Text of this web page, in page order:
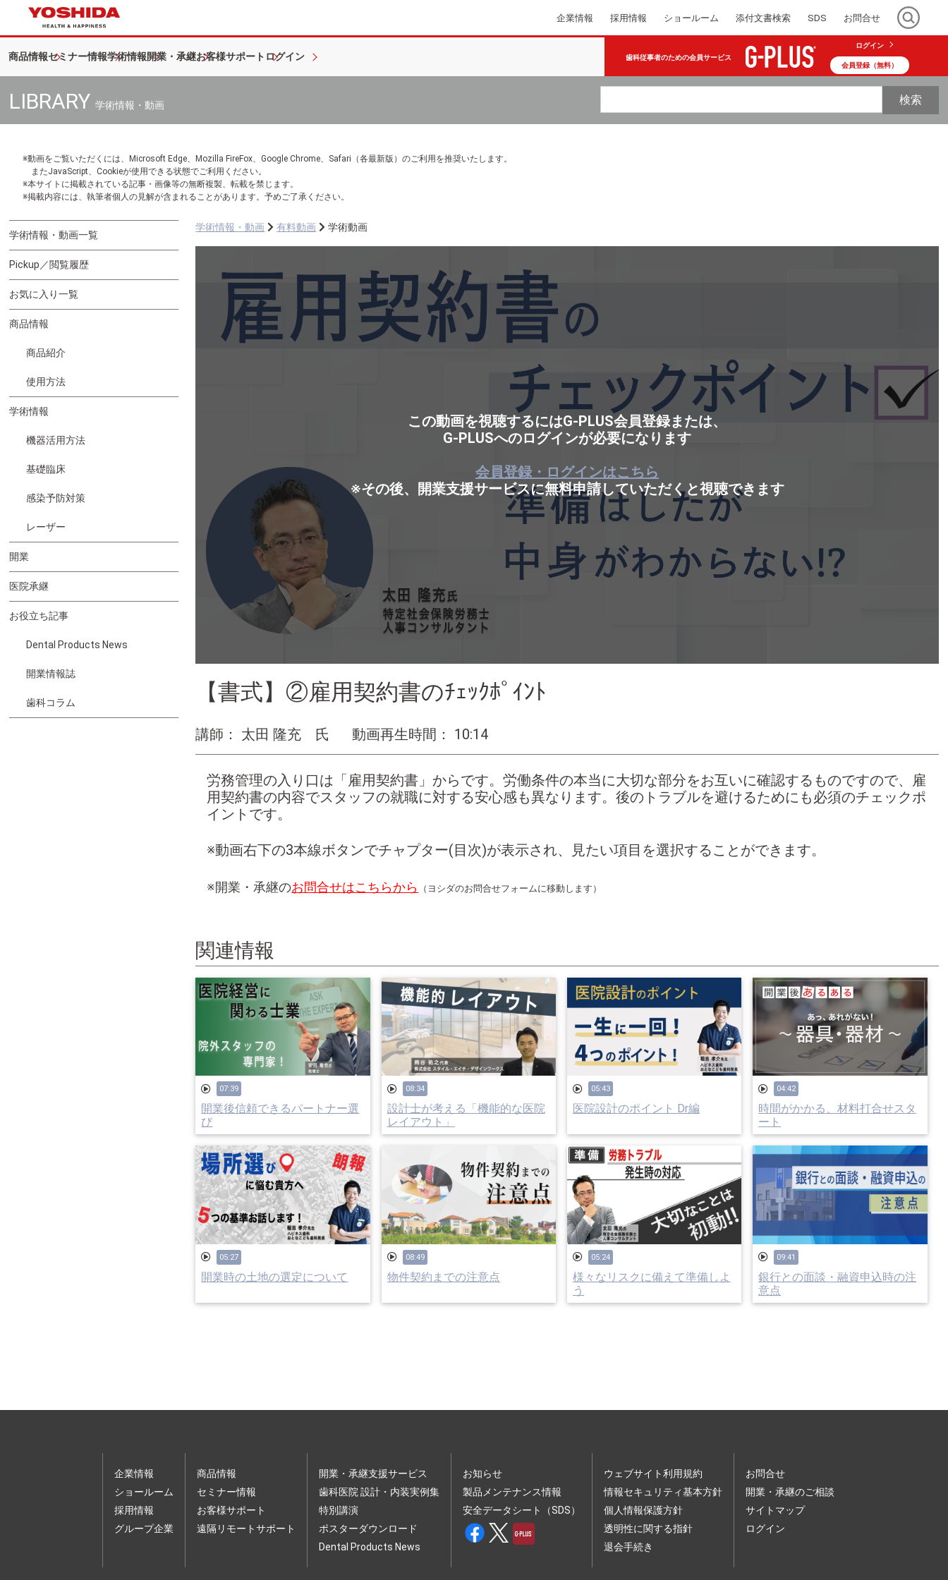
企業情報 採用情報 ショールーム 添付文書検索 SDS お問合せ
商品情報セミナー情報学術情報開業・承継お客様サポート ログイン 歯科従事者のための会員サービス
ログイン
会員登録（無料）
LIBRARY 学術情報・動画 検索
※動画をご覧いただくには、Microsoft Edge、Mozilla FireFox、Google Chrome、Safari（各最新版）のご利用を推奨いたします。
またJavaScript、Cookieが使用できる状態でご利用ください。
※本サイトに掲載されている記事・画像等の無断複製、転載を禁じます。
※掲載内容には、執筆者個人の見解が含まれることがあります。予めご了承ください。
学術情報・動画一覧
Pickup／閲覧履歴
お気に入り一覧
商品情報
商品紹介
使用方法
学術情報
機器活用方法
基礎臨床
感染予防対策
レーザー
開業
医院承継
お役立ち記事
Dental Products News
開業情報誌
歯科コラム
学術情報・動画 有料動画 学術動画
この動画を視聴するにはG-PLUS会員登録または、
G-PLUSへのログインが必要になります
会員登録・ログインはこちら
※その後、開業支援サービスに無料申請していただくと視聴できます
【書式】②雇用契約書のﾁｪｯｸﾎﾟｲﾝﾄ
講師： 太田 隆充 氏 動画再生時間： 10:14
労務管理の入り口は「雇用契約書」からです。労働条件の本当に大切な部分をお互いに確認するものですので、雇
用契約書の内容でスタッフの就職に対する安心感も異なります。後のトラブルを避けるためにも必須のチェックポ
イントです。
※動画右下の3本線ボタンでチャプター(目次)が表示され、見たい項目を選択することができます。
※開業・承継のお問合せはこちらから （ヨシダのお問合せフォームに移動します）
関連情報
07:39
開業後信頼できるパートナー選
び
08:34
設計士が考える「機能的な医院
レイアウト」
05:43
医院設計のポイント Dr編
04:42
時間がかかる、材料打合せスタ
ート
05:27
開業時の土地の選定について
08:49
物件契約までの注意点
05:24
様々なリスクに備えて準備しよ
う
09:41
銀行との面談・融資申込時の注
意点
企業情報
ショールーム
採用情報
グループ企業
商品情報
セミナー情報
お客様サポート
遠隔リモートサポート
開業・承継支援サービス
歯科医院 設計・内装実例集
特別講演
ポスターダウンロード
Dental Products News
お知らせ
製品メンテナンス情報
安全データシート（SDS）
ウェブサイト利用規約
情報セキュリティ基本方針
個人情報保護方針
透明性に関する指針
退会手続き
お問合せ
開業・承継のご相談
サイトマップ
ログイン